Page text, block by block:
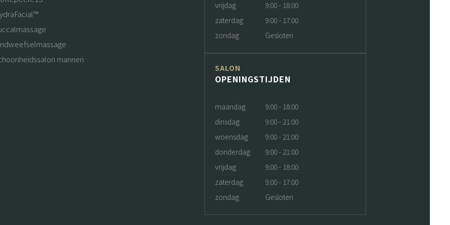
mannen
vrijdag
9:00 - 18:00
zaterdag
9:00 - 17:00
zondag
Gesloten
SALON
OPENINGSTIJDEN
maandag
9:00 - 18:00
dinsdag
9:00 - 21:00
woensdag
9:00 - 21:00
donderdag
9:00 - 21:00
vrijdag
9:00 - 18:00
zaterdag
9:00 - 17:00
zondag
Gesloten